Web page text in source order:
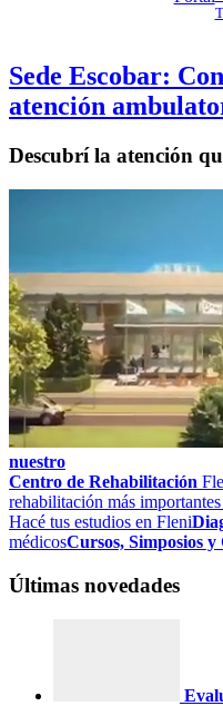
Sede Escobar:
atención
Descubrí la atención
nuestro
Centro de Rehabilitación
rehabilitación más
Hacé tus estudios en Fleni
médicosCursos, Simposios y
Últimas novedades